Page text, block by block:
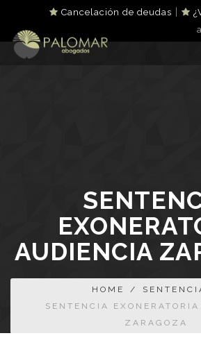
Cancelación de deudas
AUDIENCIA
HOME /
SENTENCIA
ZARAGOZA